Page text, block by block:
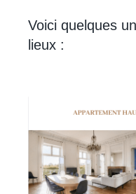
Voici quelques
lieux :